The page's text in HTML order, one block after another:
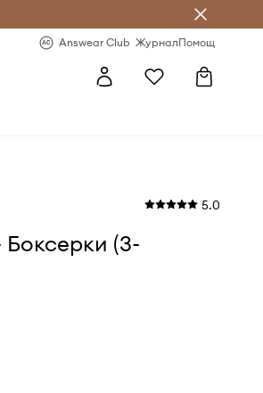
Answear Club ЖурналПомощ
5.0
Боксерки (3-